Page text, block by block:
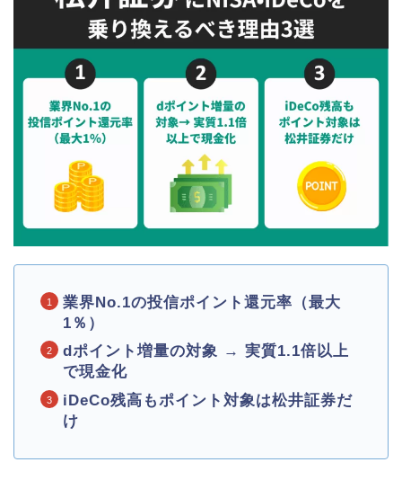
業界No.1の投信ポイント還元率（最大
1％）
dポイント増量の対象 → 実質1.1倍以上
で現金化
iDeCo残高もポイント対象は松井証券だ
け